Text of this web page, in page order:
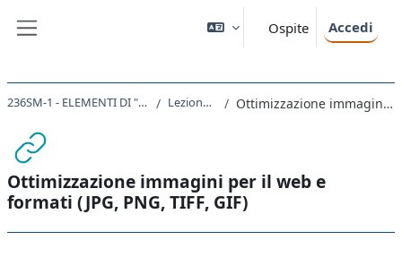
Ospite Accedi
236SM-1 - ELEMENTI DI "SCIENTIFIC WRITING" MODULO A 2020 Lezione 6 - immagini (2h) Ottimizzazione immagini per il web e formati (JPG, PNG, TIFF, GIF)
Ottimizzazione immagini per il web e
formati (JPG, PNG, TIFF, GIF)